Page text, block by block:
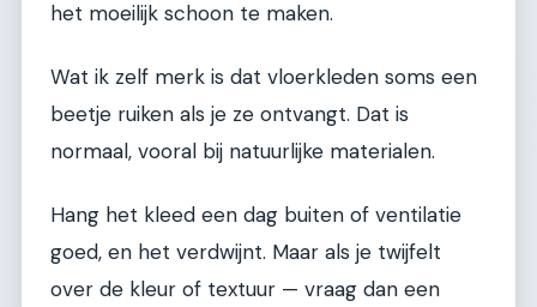
het moeilijk schoon te maken.
Wat ik zelf merk is dat vloerkleden soms een
beetje ruiken als je ze ontvangt. Dat is
normaal, vooral bij natuurlijke materialen.
Hang het kleed een dag buiten of ventilatie
goed, en het verdwijnt. Maar als je twijfelt
over de kleur of textuur — vraag dan een